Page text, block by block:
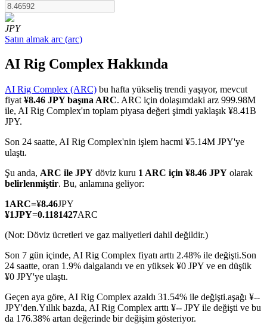
COIN-M Vadeli İşlemleri
Kripto Para Vadeli İşlemleri
Hisse senetleri, döviz, değerli metaller ve emtia türevleri
USDC Vadeli İşlemleri
USDC'yi teminat olarak kullanan vadeli işlemler
JPY
Satın almak arc (arc)
AI Rig Complex Hakkında
AI Rig Complex (ARC) bu hafta yükseliş trendi yaşıyor, mevcut
fiyat ¥8.46 JPY başına ARC. ARC için dolaşımdaki arz 999.98M
ile, AI Rig Complex'ın toplam piyasa değeri şimdi yaklaşık ¥8.41B
JPY.
Son 24 saatte, AI Rig Complex'nin işlem hacmi ¥5.14M JPY'ye
ulaştı.
Şu anda, ARC ile JPY döviz kuru 1 ARC için ¥8.46 JPY olarak
belirlenmiştir. Bu, anlamına geliyor:
1ARC=¥8.46JPY
¥1JPY=0.1181427ARC
(Not: Döviz ücretleri ve gaz maliyetleri dahil değildir.)
Son 7 gün içinde, AI Rig Complex fiyatı arttı 2.48% ile değişti.Son
24 saatte, oran 1.9% dalgalandı ve en yüksek ¥0 JPY ve en düşük
¥0 JPY'ye ulaştı.
Geçen aya göre, AI Rig Complex azaldı 31.54% ile değişti.aşağı ¥--
JPY'den.Yıllık bazda, AI Rig Complex arttı ¥-- JPY ile değişti ve bu
da 176.38% artan değerinde bir değişim gösteriyor.